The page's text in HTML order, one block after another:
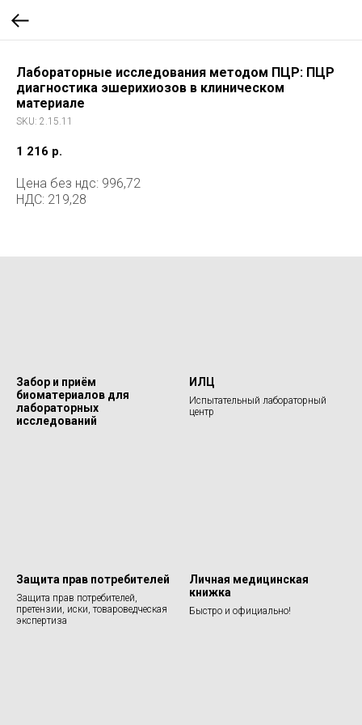
Лабораторные исследования методом ПЦР: ПЦР
диагностика эшерихиозов в клиническом
материале
SKU: 2.15.11
1 216 р.
Цена без ндс: 996,72
НДС: 219,28
Забор и приём
биоматериалов для
лабораторных
исследований
ИЛЦ
Испытательный лабораторный
центр
Защита прав потребителей
Защита прав потребителей,
претензии, иски, товароведческая
экспертиза
Личная медицинская
книжка
Быстро и официально!